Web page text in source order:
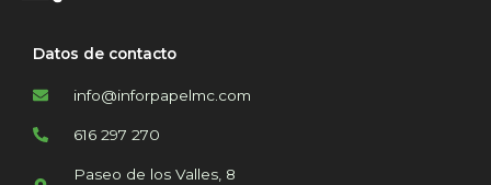
Datos de contacto
info@inforpapelmc.com
616 297 270
Paseo de los Valles, 8